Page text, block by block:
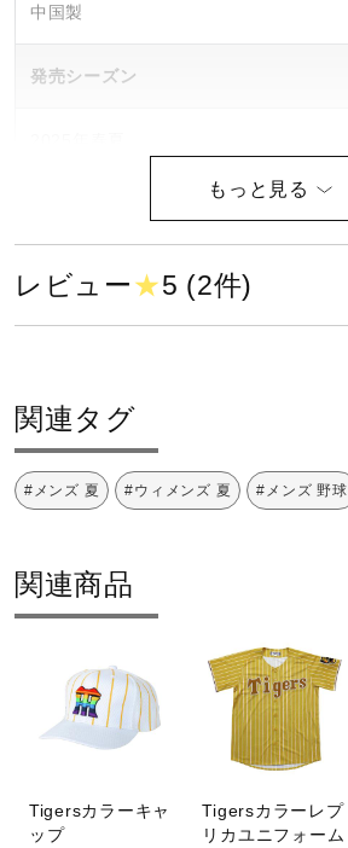
健康／エクササイズ
ジュニア／キッズ
コラボ／ライセンス
その他
サポート
直営店一覧
中国製
発売シーズン
レビュー★5 (2件)
関連タグ
#メンズ 夏 #ウィメンズ 夏 #メンズ 野球
関連商品
Tigersカラーキャ
ップ
Tigersカラーレプ
リカユニフォーム